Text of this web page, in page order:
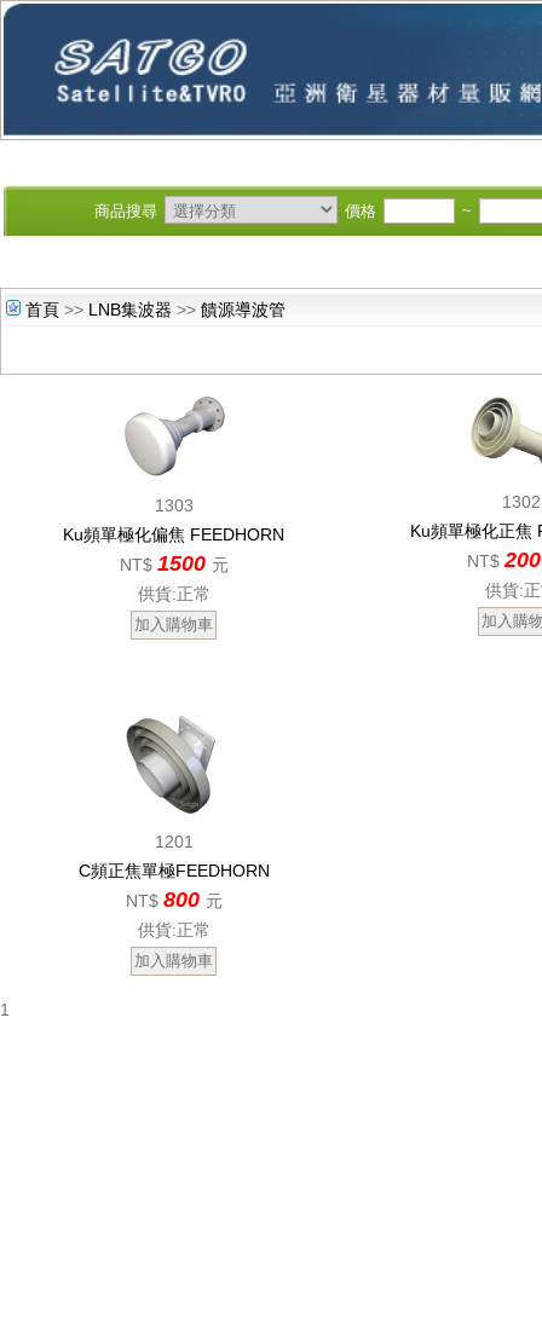
商品搜尋 價格 ~
首頁 >> LNB集波器 >> 饋源導波管
1303
Ku頻單極化偏焦 FEEDHORN
NT$ 1500 元
供貨:正常
1302
Ku頻單極化正焦
NT$
供貨:
1201
C頻正焦單極FEEDHORN
NT$ 800 元
供貨:正常
1